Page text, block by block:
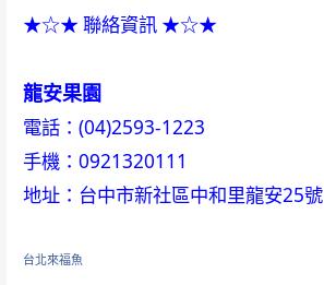
★☆★ 聯絡資訊 ★☆★
龍安果園
電話：(04)2593-1223
手機：0921320111
地址：台中市新社區中和里龍安25號
台北來福魚